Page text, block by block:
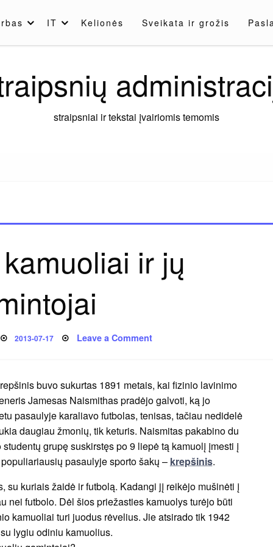
IT Kelionės Sveikata ir grožis
straipsniai ir tekstai įvairiomis temomis
ir jų
Posted
2013-07-17 Leave a Commenton
gamintojai
buvo sukurtas 1891 metais, kai fizinio lavinimo
Jamesas Naismithas pradėjo galvoti, ką jo
pasaulyje karaliavo futbolas, tenisas, tačiau nedidelė
daugiau žmonių, tik keturis. Naismitas pakabino du
grupę suskirstęs po 9 liepė tą kamuolį įmesti į
pasaulyje sporto šakų – krepšinis.
su kuriais žaidė ir futbolą. Kadangi jį reikėjo mušinėti į
nei futbolo. Dėl šios priežasties kamuolys turėjo būti
kamuoliai turi juodus rėvelius. Jie atsirado tik 1942
lygiu odiniu kamuolius.